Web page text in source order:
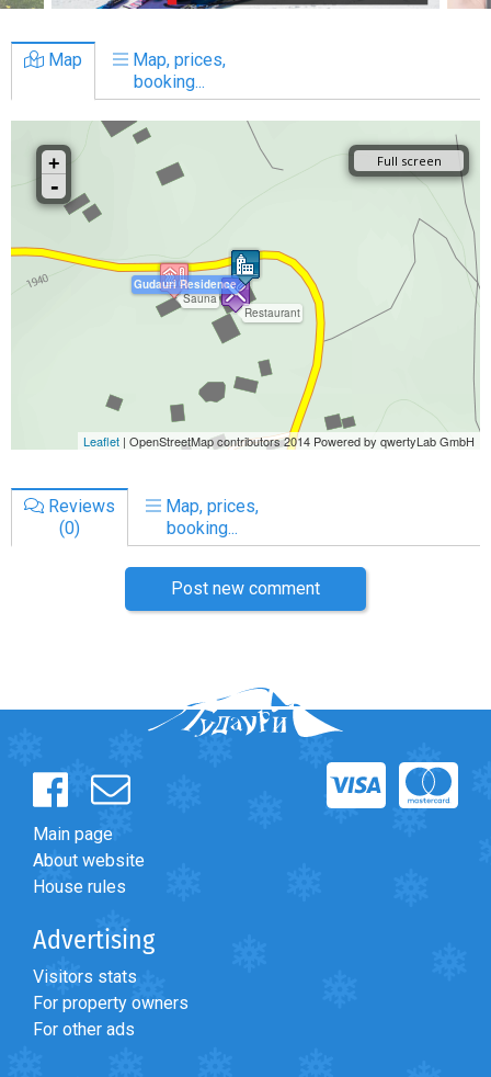
Map
Map, prices,
booking...
Reviews
(0)
Map, prices,
booking...
Post new comment
Main page
About website
House rules
Advertising
Visitors stats
For property owners
For other ads